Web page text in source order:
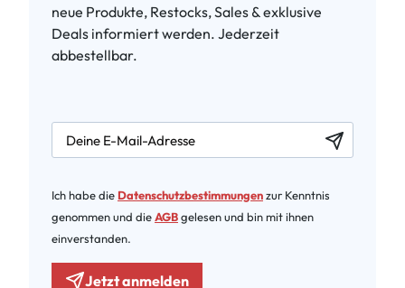
neue Produkte, Restocks, Sales & exklusive
Deals informiert werden. Jederzeit
abbestellbar.
newsletter.labelEmail
Ich habe die Datenschutzbestimmungenzur Kenntnis
genommen und dieAGBgelesen und bin mit ihnen
einverstanden.
Jetzt anmelden